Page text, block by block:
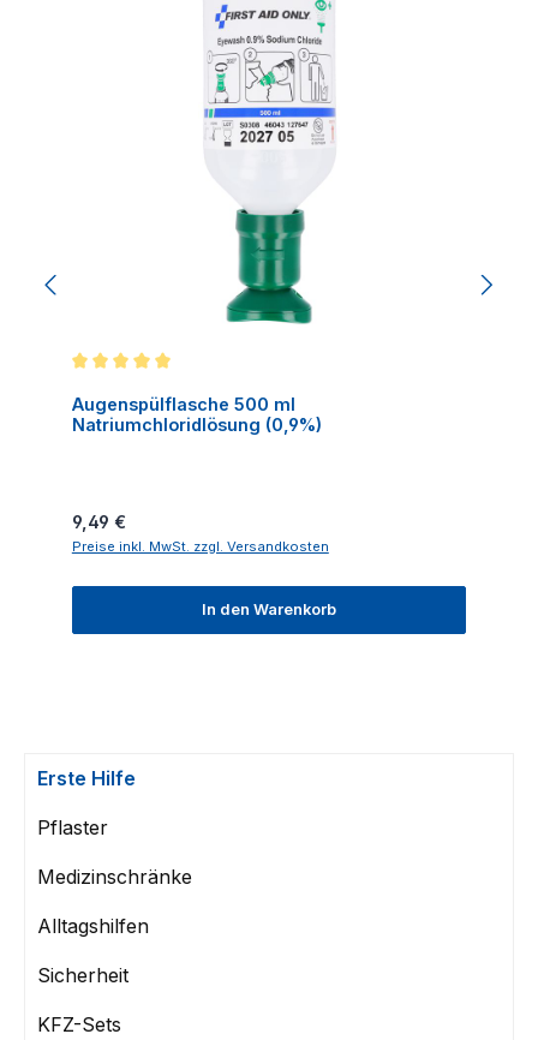
Augenspülflasche 500 ml
Natriumchloridlösung (0,9%)
Regulärer Preis:
9,49 €
Preise inkl. MwSt. zzgl. Versandkosten
In den Warenkorb
Erste Hilfe
Pflaster
Medizinschränke
Alltagshilfen
Sicherheit
KFZ-Sets